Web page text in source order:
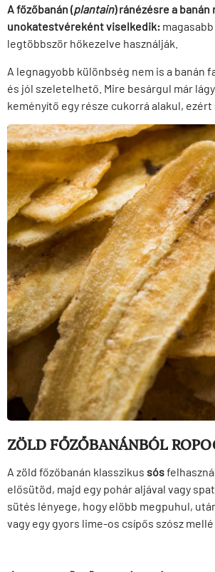
A főzőbanán (plantain) ránézésre a
unokatestvéreként viselkedik:
legtöbbször hőkezelve használják.
A legnagyobb különbség nem is a banán
és jól szeletelhető. Mire besárgul már
keményítő egy része cukorrá alakul,
ZÖLD FŐZŐBANÁNBÓL
A zöld főzőbanán klasszikus sós
elősütöd, majd egy pohár aljával vagy
sütés lényege, hogy előbb megpuhul,
vagy egy gyors lime-os csípős szósz